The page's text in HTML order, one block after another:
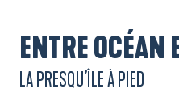
ENTRE OCÉAN
LA PRESQU’ÎLE À PIED